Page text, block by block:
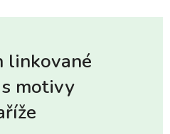
linkované
motivy